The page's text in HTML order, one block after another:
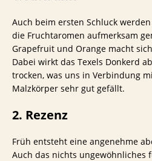
Auch beim ersten Schluck
die Fruchtaromen aufmerksam
Grapefruit und Orange macht
Dabei wirkt das Texels Donkerd
trocken, was uns in Verbindung
Malzkörper sehr gut gefällt.
2. Rezenz
Früh entsteht eine angenehme
Auch das nichts ungewöhnliches